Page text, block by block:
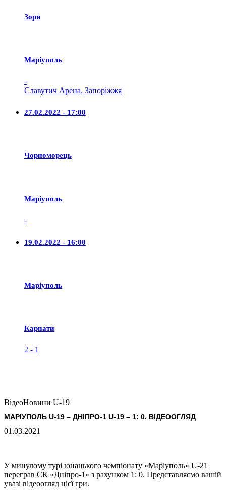
Зоря
Маріуполь
-
Славутич Арена, Запоріжжя
27.02.2022 - 17:00
Чорноморець
Маріуполь
-
19.02.2022 - 16:00
Маріуполь
Карпати
2 - 1
ВідеоНовини U-19
МАРІУПОЛЬ U-19 – ДНІПРО-1 U-19 – 1: 0. ВІДЕООГЛЯД
01.03.2021
У минулому турі юнацького чемпіонату «Маріуполь» U-21
переграв СК «Дніпро-1» з рахунком 1: 0. Представляємо вашій
увазі відеоогляд цієї гри.